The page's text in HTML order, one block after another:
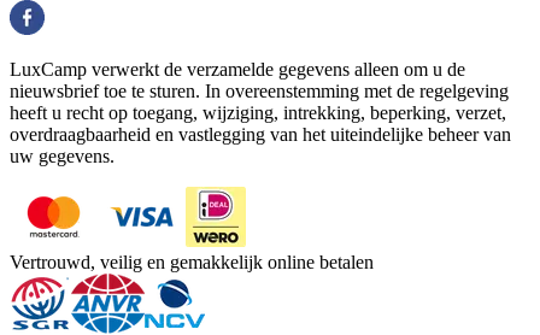
LuxCamp verwerkt de verzamelde gegevens alleen om u de
nieuwsbrief toe te sturen. In overeenstemming met de regelgeving
heeft u recht op toegang, wijziging, intrekking, beperking, verzet,
overdraagbaarheid en vastlegging van het uiteindelijke beheer van
uw gegevens.
Vertrouwd, veilig en gemakkelijk online betalen